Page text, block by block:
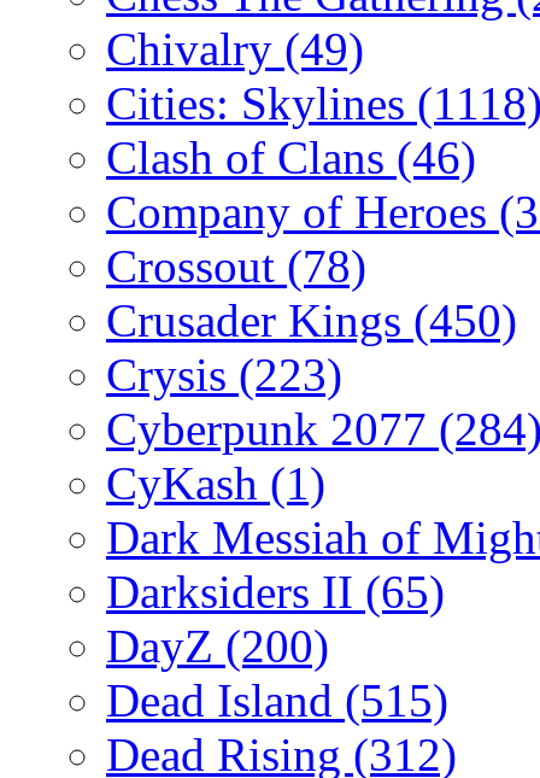
Chivalry (49)
Cities: Skylines
Clash of Clans (46)
Company of Heroes
Crossout (78)
Crusader Kings (450)
Crysis (223)
Cyberpunk 2077
CyKash (1)
Dark Messiah of
Darksiders II (65)
DayZ (200)
Dead Island (515)
Dead Rising (312)